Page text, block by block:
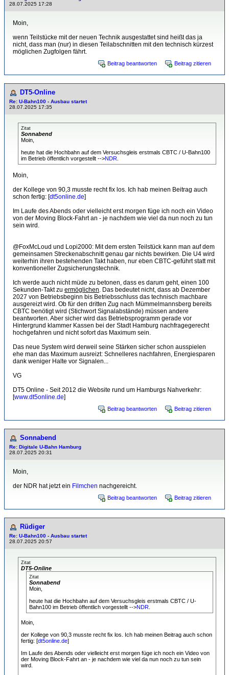
28.07.2025 17:28
Moin,
wenn Teilstücke mit der neuen Technik ausgestattet sind heißt das ja
nicht, dass man (nur) in diesen Teilabschnitten mit den technisch kürzest
möglichen Zugfolgen fährt.
Beitrag beantworten Beitrag zitieren
DT5-Online
Re: U-Bahn100 - Ausbau startet
28.07.2025 17:35
Zitat
Sonnabend
Moin,
heute hat die Hochbahn auf dem Versuchsgleis erstmals CBTC / U-Bahn100
im Betrieb öffentlich vorgestellt -->NDR
Moin,
der Kollege von 90,3 musste recht fix los. Ich hab meinen Beitrag auch
schon fertig: [dt5online.de]
Im Laufe des Abends oder vielleicht erst morgen füge ich noch ein Video
von der Moving Block-Fahrt an - je nachdem wie viel da nun noch zu tun
sein wird.
@FoxMcLoud und Lopi2000: Mit dem ersten Teilstück kann man auf dem
gemeinsamen Streckenabschnitt genau gar nichts bewirken. Die U4 wird
weiterhin ihren bestehenden Takt haben, nur eben CBTC-geführt statt mit
konventioneller Zugsicherungstechnik.
Ich werde auch nicht müde zu betonen, dass es darum geht, einen 100
Sekunden-Takt zu ermöglichen. Das bedeutet nicht, dass ab Dezember
2027 von Betriebsbeginn bis Betriebsschluss das technisch machbare
ausgereizt wird. Ob für den dritten Zug nach Mümmelmannsberg bereits
CBTC benötigt wird (Stichwort Signalabstände) müssen andere
beantworten. Aber sicher wird das Betriebsprogramm gerade vor
Hintergrund klammer Kassen bei der Stadt Hamburg nachfragegerecht
hochgefahren und nicht sofort das Maximum sein.
Das neue System wird derweil seine Stärken sicher schon ausspielen
ehe man das Maximum ausreizt: Schnelleres nachfahren, Energiesparen
dank weniger Halte vor Signalen...
VG
DT5 Online - Seit 2012 die Website rund um Hamburgs Nahverkehr:
[www.dt5online.de]
Beitrag beantworten Beitrag zitieren
Sonnabend
Re: Digitale U-Bahn Hamburg
28.07.2025 20:31
Moin,
der NDR hat jetzt ein Filmchen nachgereicht.
Beitrag beantworten Beitrag zitieren
Rüdiger
Re: U-Bahn100 - Ausbau startet
28.07.2025 20:57
Zitat
DT5-Online
Zitat
Sonnabend
Moin,
heute hat die Hochbahn auf dem Versuchsgleis erstmals CBTC / U-
Bahn100 im Betrieb öffentlich vorgestellt -->NDR
Moin,
der Kollege von 90,3 musste recht fix los. Ich hab meinen Beitrag auch schon
fertig: [dt5online.de]
Im Laufe des Abends oder vielleicht erst morgen füge ich noch ein Video von
der Moving Block-Fahrt an - je nachdem wie viel da nun noch zu tun sein
wird.